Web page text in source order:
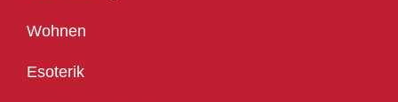
Wohnen
Esoterik